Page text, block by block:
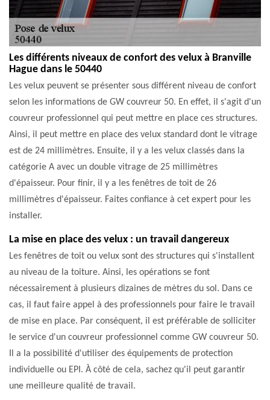
Les différents niveaux de confort des velux à Branville
Hague dans le 50440
Les velux peuvent se présenter sous différent niveau de confort
selon les informations de GW couvreur 50. En effet, il s'agit d'un
couvreur professionnel qui peut mettre en place ces structures.
Ainsi, il peut mettre en place des velux standard dont le vitrage
est de 24 millimètres. Ensuite, il y a les velux classés dans la
catégorie A avec un double vitrage de 25 millimètres
d'épaisseur. Pour finir, il y a les fenêtres de toit de 26
millimètres d'épaisseur. Faites confiance à cet expert pour les
installer.
La mise en place des velux : un travail dangereux
Les fenêtres de toit ou velux sont des structures qui s'installent
au niveau de la toiture. Ainsi, les opérations se font
nécessairement à plusieurs dizaines de mètres du sol. Dans ce
cas, il faut faire appel à des professionnels pour faire le travail
de mise en place. Par conséquent, il est préférable de solliciter
le service d'un couvreur professionnel comme GW couvreur 50.
Il a la possibilité d'utiliser des équipements de protection
individuelle ou EPI. À côté de cela, sachez qu'il peut garantir
une meilleure qualité de travail.